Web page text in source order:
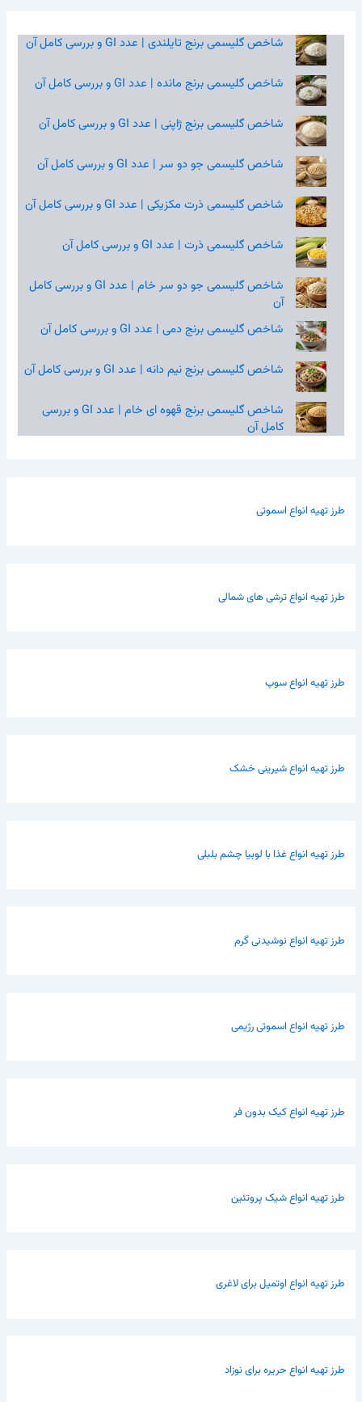
شاخص گلیسمی برنج تایلندی | عدد GI و بررسی کامل آن
شاخص گلیسمی برنج مانده | عدد GI و بررسی کامل آن
شاخص گلیسمی برنج ژاپنی | عدد GI و بررسی کامل آن
شاخص گلیسمی جو دو سر | عدد GI و بررسی کامل آن
شاخص گلیسمی ذرت مکزیکی | عدد GI و بررسی کامل آن
شاخص گلیسمی ذرت | عدد GI و بررسی کامل آن
شاخص گلیسمی جو دو سر خام | عدد GI و بررسی کامل
آن
شاخص گلیسمی برنج دمی | عدد GI و بررسی کامل آن
شاخص گلیسمی برنج نیم‌ دانه | عدد GI و بررسی کامل آن
شاخص گلیسمی برنج قهوه‌ ای خام | عدد GI و بررسی
کامل آن
طرز تهیه انواع اسموتی
طرز تهیه انواع ترشی های شمالی
طرز تهیه انواع سوپ
طرز تهیه انواع شیرینی خشک
طرز تهیه انواع غذا با لوبیا چشم بلبلی
طرز تهیه انواع نوشیدنی گرم
طرز تهیه انواع اسموتی رژیمی
طرز تهیه انواع کیک بدون فر
طرز تهیه انواع شیک پروتئین
طرز تهیه انواع اوتمیل برای لاغری
طرز تهیه انواع حریره برای نوزاد